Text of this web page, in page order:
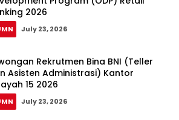
2026
July 23, 2026
Rekrutmen Bina BNI (Teller
Asisten Administrasi) Kantor
15 2026
July 23, 2026